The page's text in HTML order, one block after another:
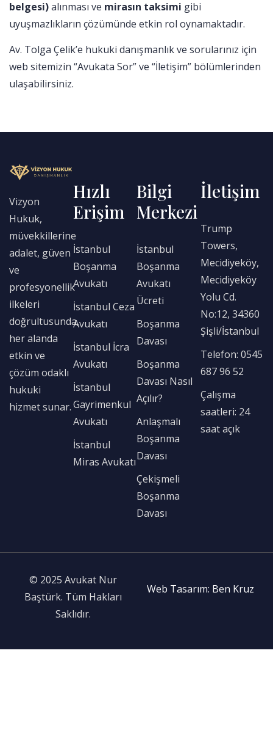
belgesi)alınması ve mirasın taksimi gibi
uyuşmazlıkların çözümünde etkin rol oynamaktadır.
Av. Tolga Çelik’e hukuki danışmanlık ve sorularınız için
web sitemizin “Avukata Sor” ve “İletişim” bölümlerinden
ulaşabilirsiniz.
Vizyon
Hukuk,
müvekkillerine
adalet, güven
ve
profesyonellik
ilkeleri
doğrultusunda,
her alanda
etkin ve
çözüm odaklı
hukuki
hizmet sunar.
Hızlı
Erişim
İstanbul
Boşanma
Avukatı
İstanbul Ceza
Avukatı
İstanbul İcra
Avukatı
İstanbul
Gayrimenkul
Avukatı
İstanbul
Miras Avukatı
Bilgi
Merkezi
İstanbul
Boşanma
Avukatı
Ücreti
Boşanma
Davası
Boşanma
Davası Nasıl
Açılır?
Anlaşmalı
Boşanma
Davası
Çekişmeli
Boşanma
Davası
İletişim
Trump
Towers,
Mecidiyeköy,
Mecidiyeköy
Yolu Cd.
No:12, 34360
Şişli/İstanbul
Telefon: 0545
687 96 52
Çalışma
saatleri: 24
saat açık
© 2025 Avukat Nur
Baştürk. Tüm Hakları
Saklıdır.
Web Tasarım: Ben Kruz